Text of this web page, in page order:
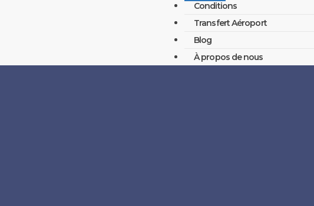
Conditions
Transfert Aéroport
Blog
À propos de nous